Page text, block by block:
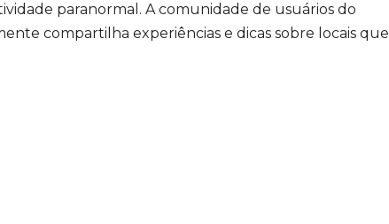
paranormal. A comunidade de usuários do
compartilha experiências e dicas sobre locais que